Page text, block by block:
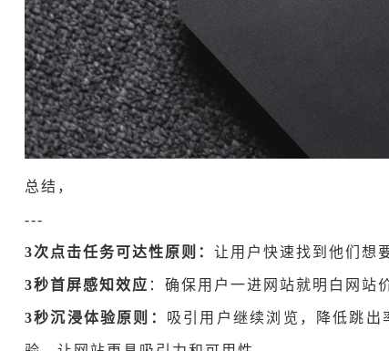
总结，
---
3次点击任务可达性原则： 让用户快速找到他们想
3秒首屏感知效应 ：确保用户一进网站就明白网站
3秒沉浸体验原则： 吸引用户继续浏览，降低跳